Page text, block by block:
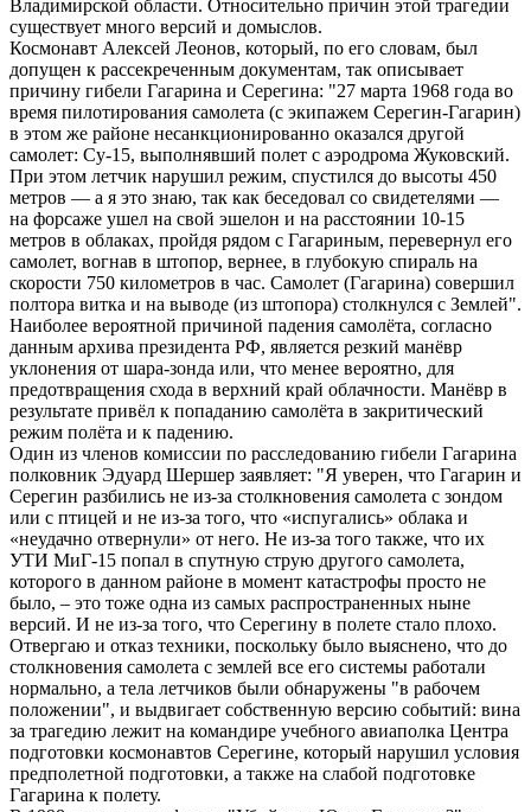
Владимирской области. Относительно причин этой трагедии
существует много версий и домыслов.
Космонавт Алексей Леонов, который, по его словам, был
допущен к рассекреченным документам, так описывает
причину гибели Гагарина и Серегина: "27 марта 1968 года во
время пилотирования самолета (с экипажем Серегин-Гагарин)
в этом же районе несанкционированно оказался другой
самолет: Су-15, выполнявший полет с аэродрома Жуковский.
При этом летчик нарушил режим, спустился до высоты 450
метров — а я это знаю, так как беседовал со свидетелями —
на форсаже ушел на свой эшелон и на расстоянии 10-15
метров в облаках, пройдя рядом с Гагариным, перевернул его
самолет, вогнав в штопор, вернее, в глубокую спираль на
скорости 750 километров в час. Самолет (Гагарина) совершил
полтора витка и на выводе (из штопора) столкнулся с Землей".
Наиболее вероятной причиной падения самолёта, согласно
данным архива президента РФ, является резкий манёвр
уклонения от шара-зонда или, что менее вероятно, для
предотвращения схода в верхний край облачности. Манёвр в
результате привёл к попаданию самолёта в закритический
режим полёта и к падению.
Один из членов комиссии по расследованию гибели Гагарина
полковник Эдуард Шершер заявляет: "Я уверен, что Гагарин и
Серегин разбились не из-за столкновения самолета с зондом
или с птицей и не из-за того, что «испугались» облака и
«неудачно отвернули» от него. Не из-за того также, что их
УТИ МиГ-15 попал в спутную струю другого самолета,
которого в данном районе в момент катастрофы просто не
было, – это тоже одна из самых распространенных ныне
версий. И не из-за того, что Серегину в полете стало плохо.
Отвергаю и отказ техники, поскольку было выяснено, что до
столкновения самолета с землей все его системы работали
нормально, а тела летчиков были обнаружены "в рабочем
положении", и выдвигает собственную версию событий: вина
за трагедию лежит на командире учебного авиаполка Центра
подготовки космонавтов Серегине, который нарушил условия
предполетной подготовки, а также на слабой подготовке
Гагарина к полету.